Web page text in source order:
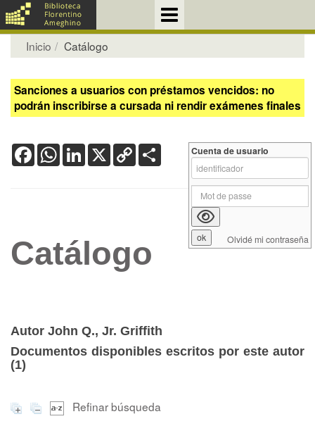
Inicio Catálogo
Sanciones a usuarios con préstamos vencidos: no
podrán inscribirse a cursada ni rendir exámenes finales
FacebookWhatsApp
LinkedIn
X Copy
Link
Catálogo
Autor John Q., Jr. Griffith
Documentos disponibles escritos por este autor
(1)
Refinar búsqueda
Cuenta de usuario
Olvidé mi contraseña